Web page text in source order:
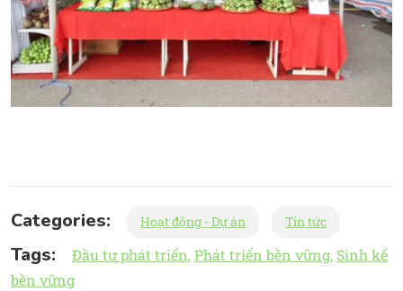
Categories: Hoạt động - Dự án Tin tức
Tags: Đầu tư phát triển Phát triển bền vững Sinh kế
bền vững